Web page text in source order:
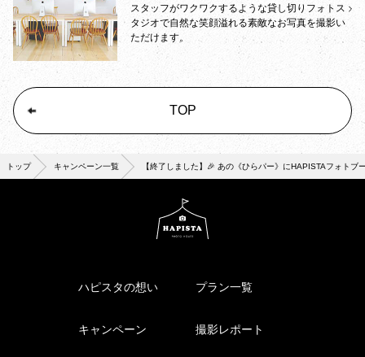
スタッフがワクワクするような貸し切りフォトス
タジオで自然な笑顔溢れる素敵なお写真を撮影い
ただけます。
TOP
トップ キャンペーン一覧 【終了しました】🎉 あの《ひらパー》にHAPISTAフォトブ
ハピスタの想い プラン一覧
キャンペーン 撮影レポート